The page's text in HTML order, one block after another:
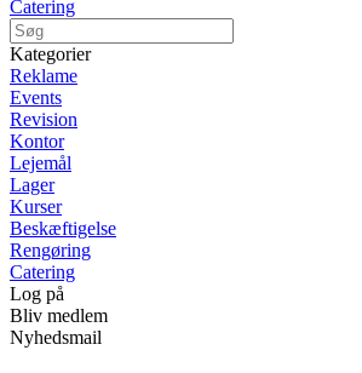
Catering
Kategorier
Reklame
Events
Revision
Kontor
Lejemål
Lager
Kurser
Beskæftigelse
Rengøring
Catering
Log på
Bliv medlem
Nyhedsmail